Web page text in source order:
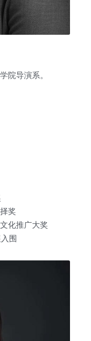
院导演系。
奖
化推广大奖
围